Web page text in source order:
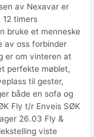
av Nexavar er
timers
bruke et menneske
av oss forbinder
er om vinteren at
perfekte møblet,
til gester,
både en sofa og
Fly t/r Enveis SØK
26.03 Fly &
viste